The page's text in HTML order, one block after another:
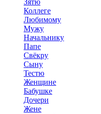
Зятю
Коллеге
Любимому
Мужу
Начальнику
Папе
Свёкру
Сыну
Тестю
Женщине
Бабушке
Дочери
Жене